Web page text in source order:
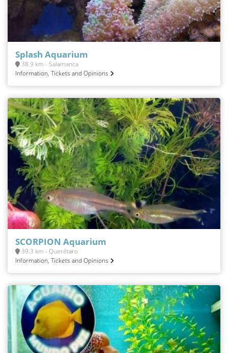
Splash Aquarium
38.9 km - Salamanca
Information, Tickets and Opinions
SCORPION Aquarium
39.3 km - Querétaro
Information, Tickets and Opinions